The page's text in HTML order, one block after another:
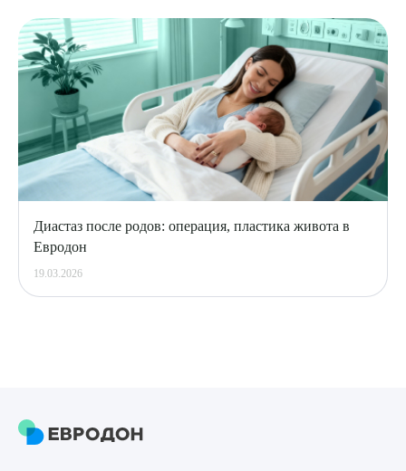
Диастаз после родов: операция, пластика живота в
Евродон
19.03.2026